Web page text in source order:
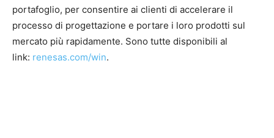
portafoglio, per consentire ai clienti di accelerare il
processo di progettazione e portare i loro prodotti sul
mercato più rapidamente. Sono tutte disponibili al
link: renesas.com/win.